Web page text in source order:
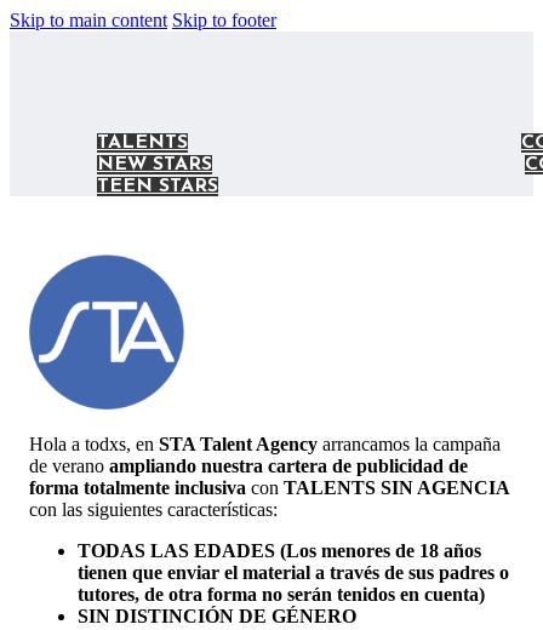
Skip to main content Skip to footer
TALENTS
NEW STARS
TEEN STARS
Hola a todxs, en STA Talent Agency arrancamos la campaña
de verano ampliando nuestra cartera de publicidad de
forma totalmente inclusiva con TALENTS SIN AGENCIA
con las siguientes características:
TODAS LAS EDADES (Los menores de 18 años
tienen que enviar el material a través de sus padres o
tutores, de otra forma no serán tenidos en cuenta)
SIN DISTINCIÓN DE GÉNERO